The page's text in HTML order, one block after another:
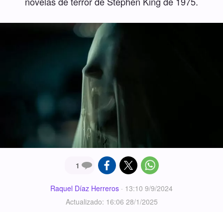
1
Raquel Díaz Herreros · 13:10 9/9/2024
Actualizado: 16:06 28/1/2025